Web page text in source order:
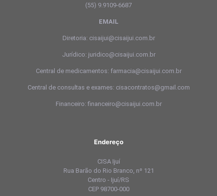
(55) 9.9109-6687
EMAIL
Diretoria: cisaijui@cisaijui.com.br
Jurídico: juridico@cisaijui.com.br
Central de medicamentos: farmacia@cisaijui.com.br
Central de consultas e exames: cisacontratos@gmail.com
Financeiro: financeiro@cisaijui.com.br
Endereço
CISA Ijuí
Rua Barão do Rio Branco, nº 121
Centro - Ijuí/RS
CEP 98700-000